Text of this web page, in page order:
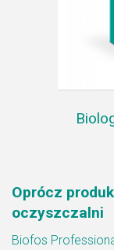
Oprócz
oczyszczalni
Biofos